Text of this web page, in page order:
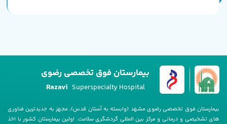
بیمارستان فوق تخصصی رضوی
Razavi Superspecialty Hospital
بیمارستان فوق تخصصی رضوی مشهد (وابسته به آستان قدس)، مجهز به جدیدترین فناوری
های تشخیصی و درمانی و مرکز بین المللی گردشگری سلامت. اولین بیمارستان کشور با اخذ